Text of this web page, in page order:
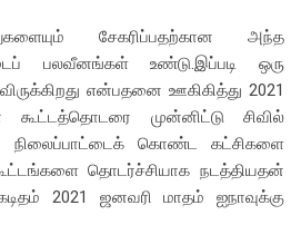
சேகரிப்பதற்கான அந்த
பலவீனங்கள் உண்டு.இப்படி ஒரு
என்பதனை ஊகிகித்து 2021
முன்னிட்டு சிவில்
நிலைப்பாட்டைக் கொண்ட கட்சிகளை
தொடர்ச்சியாக நடத்தியதன்
2021 ஜனவரி மாதம் ஐநாவுக்கு